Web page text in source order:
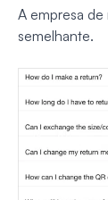
A empresa
semelhante.